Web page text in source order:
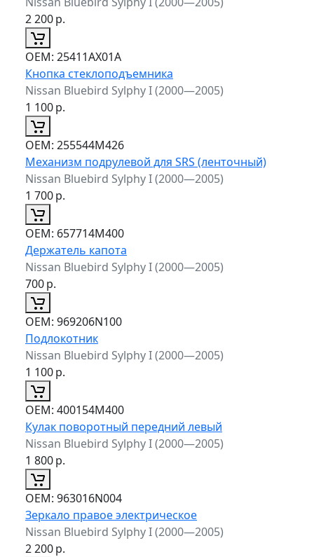
2 200р.
ОЕМ: 25411AX01A
Кнопка стеклоподъемника
Nissan Bluebird Sylphy I (2000—2005)
1 100р.
ОЕМ: 255544M426
Механизм подрулевой для SRS (ленточный)
Nissan Bluebird Sylphy I (2000—2005)
1 700р.
ОЕМ: 657714M400
Держатель капота
Nissan Bluebird Sylphy I (2000—2005)
700р.
ОЕМ: 969206N100
Подлокотник
Nissan Bluebird Sylphy I (2000—2005)
1 100р.
ОЕМ: 400154M400
Кулак поворотный передний левый
Nissan Bluebird Sylphy I (2000—2005)
1 800р.
ОЕМ: 963016N004
Зеркало правое электрическое
Nissan Bluebird Sylphy I (2000—2005)
2 200р.